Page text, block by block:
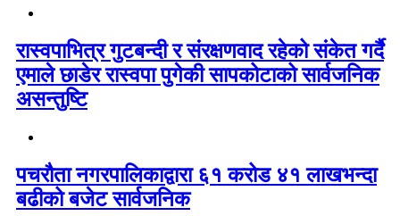
रास्वपाभित्र गुटबन्दी र संरक्षणवाद रहेको संकेत गर्दै
एमाले छाडेर रास्वपा पुगेकी सापकोटाको सार्वजनिक
असन्तुष्टि
पचरौता नगरपालिकाद्वारा ६१ करोड ४१ लाखभन्दा
बढीको बजेट सार्वजनिक